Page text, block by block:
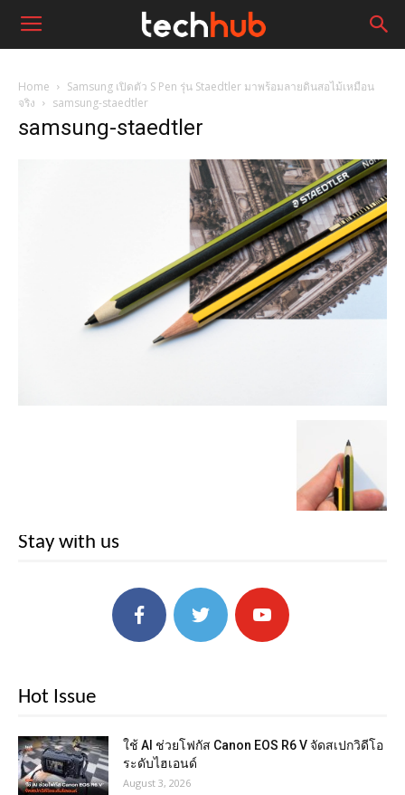
Home
Samsung เปิดตัว S Pen รุ่น Staedtler มาพร้อมลายดินสอไม้เหมือน
จริง
samsung-staedtler
samsung-staedtler
Stay with us
Hot Issue
ใช้ AI ช่วยโฟกัส Canon EOS R6 V จัดสเปกวิดีโอ
ระดับไฮเอนด์
August 3, 2026